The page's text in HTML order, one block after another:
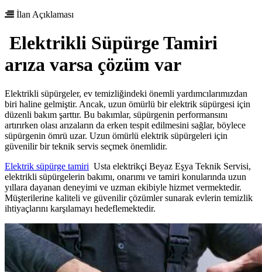
İlan Açıklaması
Elektrikli Süpürge Tamiri
arıza varsa çözüm var
Elektrikli süpürgeler, ev temizliğindeki önemli yardımcılarımızdan
biri haline gelmiştir. Ancak, uzun ömürlü bir elektrik süpürgesi için
düzenli bakım şarttır. Bu bakımlar, süpürgenin performansını
artırırken olası arızaların da erken tespit edilmesini sağlar, böylece
süpürgenin ömrü uzar. Uzun ömürlü elektrik süpürgeleri için
güvenilir bir teknik servis seçmek önemlidir.
Elektrik süpürge tamiri Usta elektrikçi Beyaz Eşya Teknik Servisi,
elektrikli süpürgelerin bakımı, onarımı ve tamiri konularında uzun
yıllara dayanan deneyimi ve uzman ekibiyle hizmet vermektedir.
Müşterilerine kaliteli ve güvenilir çözümler sunarak evlerin temizlik
ihtiyaçlarını karşılamayı hedeflemektedir.